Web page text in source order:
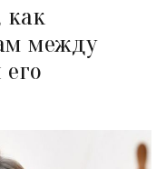
как
между